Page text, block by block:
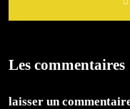
Les commentaires
laisser un